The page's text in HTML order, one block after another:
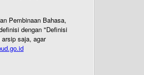
Pembinaan Bahasa,
dengan "Definisi
saja, agar